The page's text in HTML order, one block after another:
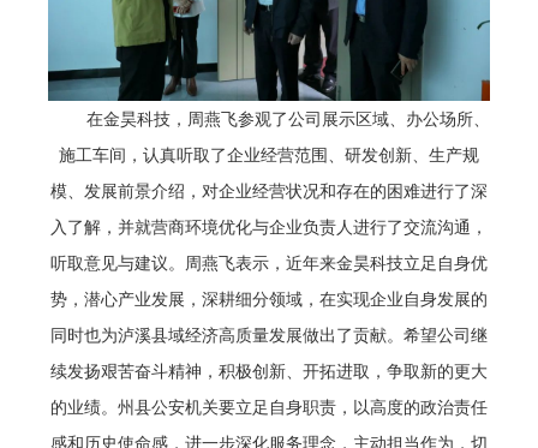
在金昊科技，周燕飞参观了公司展示区域、办公场所、
施工车间，认真听取了企业经营范围、研发创新、生产规
模、发展前景介绍，对企业经营状况和存在的困难进行了深
入了解，并就营商环境优化与企业负责人进行了交流沟通，
听取意见与建议。周燕飞表示，近年来金昊科技立足自身优
势，潜心产业发展，深耕细分领域，在实现企业自身发展的
同时也为泸溪县域经济高质量发展做出了贡献。希望公司继
续发扬艰苦奋斗精神，积极创新、开拓进取，争取新的更大
的业绩。州县公安机关要立足自身职责，以高度的政治责任
感和历史使命感，进一步深化服务理念，主动担当作为，切